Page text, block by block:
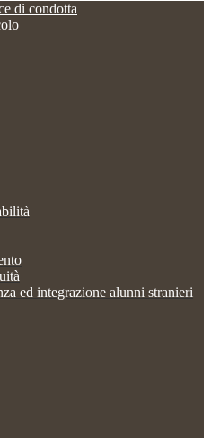
di condotta
ed integrazione alunni stranieri